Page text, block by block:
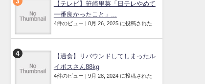
【テレビ】笹崎里菜「日テレやめて
一番良かったこと」...
4件のビュー 8月 26, 2025 に投稿された
【過食】リバウンドしてしまったル
イボスさん88kg
4件のビュー 9月 28, 2024 に投稿された